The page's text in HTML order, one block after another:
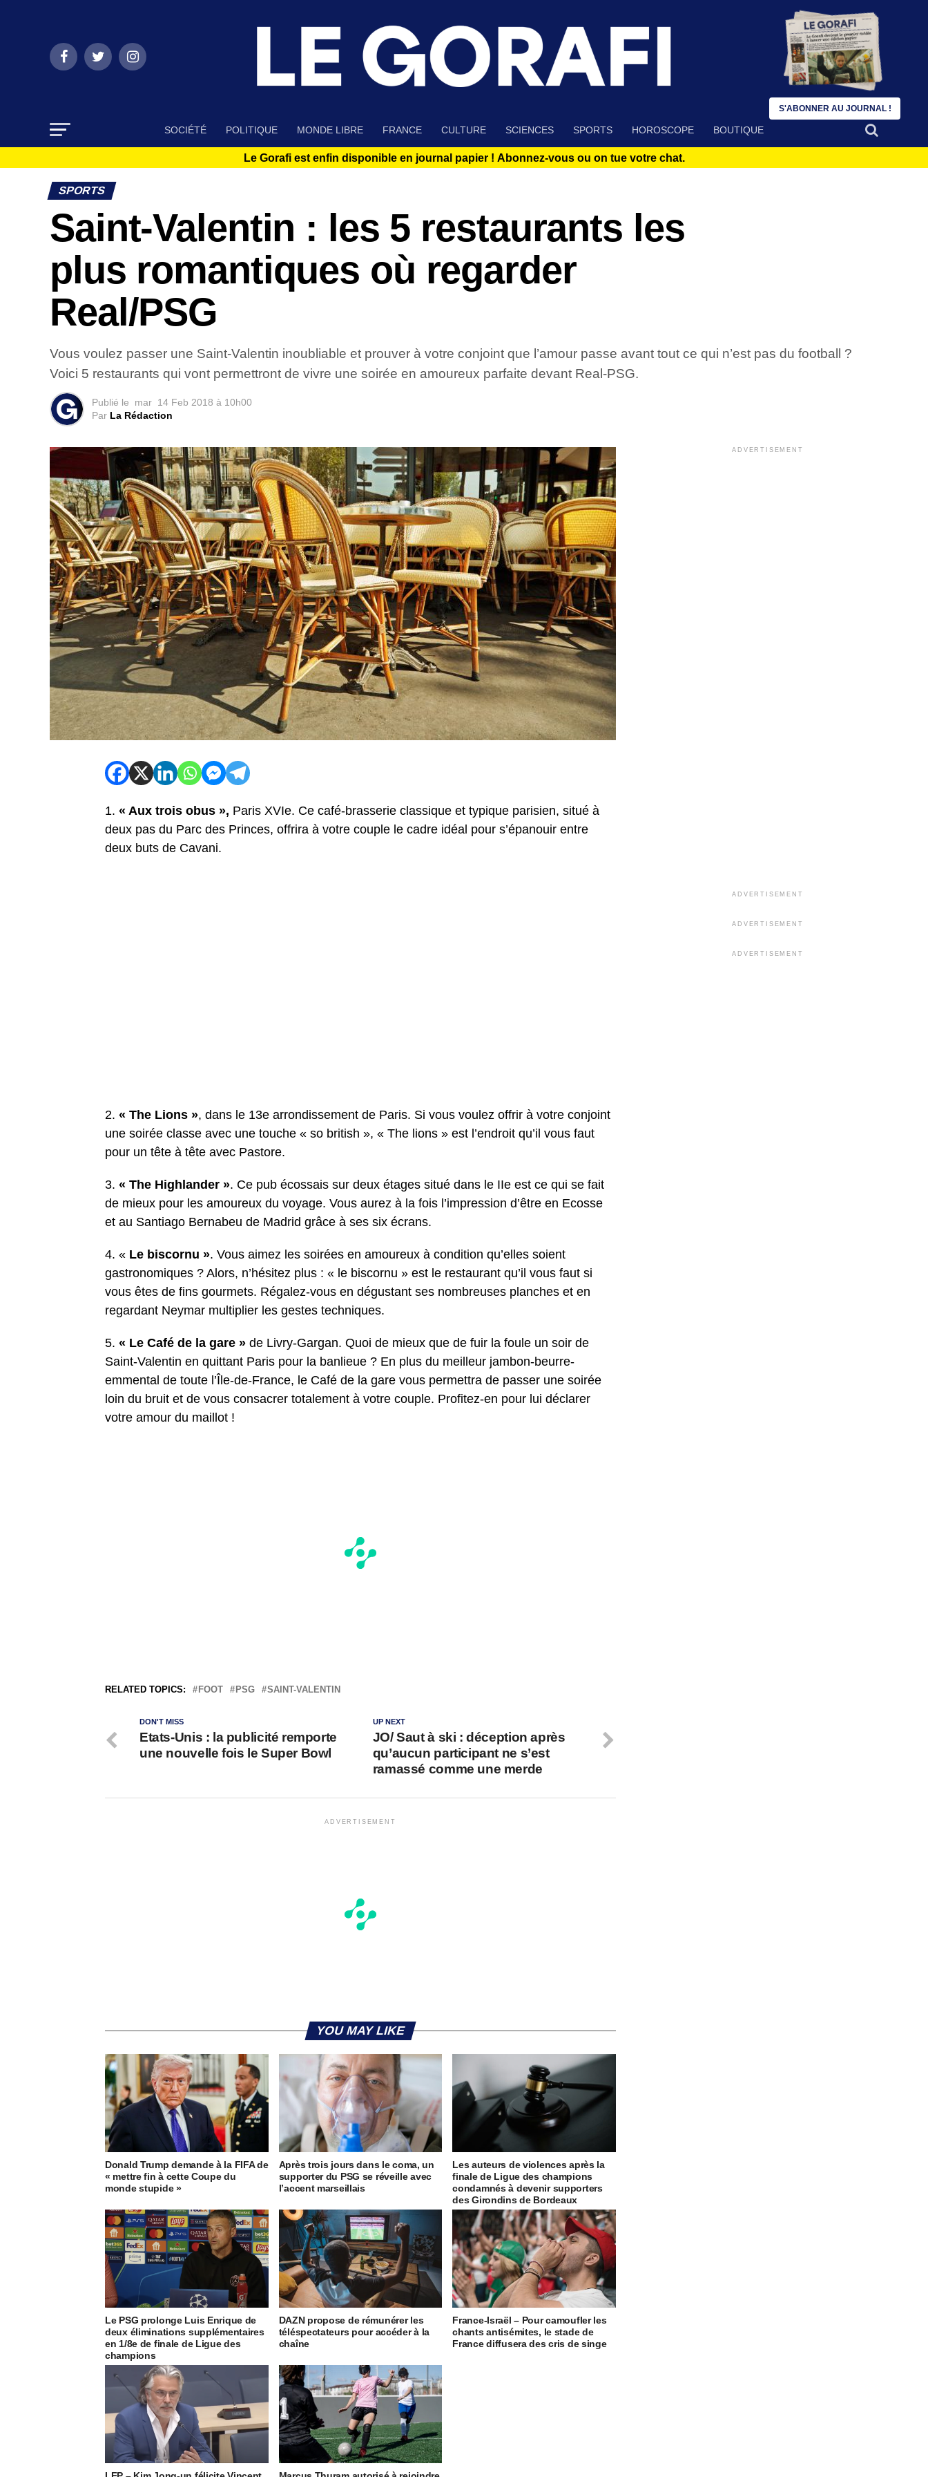
SOCIÉTÉ POLITIQUE MONDE LIBRE FRANCE CULTURE SCIENCES SPORTS HOROSCOPE BOUTIQUE
Le Gorafi est enfin disponible en journal papier ! Abonnez-vous ou on tue votre chat.
SPORTS
Saint-Valentin : les 5 restaurants les
plus romantiques où regarder
Real/PSG
Vous voulez passer une Saint-Valentin inoubliable et prouver à votre conjoint que l’amour passe avant tout ce qui n’est pas du football ?
Voici 5 restaurants qui vont permettront de vivre une soirée en amoureux parfaite devant Real-PSG.
Publié le mar 14 Feb 2018 à 10h00
Par La Rédaction
1. « Aux trois obus », Paris XVIe. Ce café-brasserie classique et typique parisien, situé à
deux pas du Parc des Princes, offrira à votre couple le cadre idéal pour s’épanouir entre
deux buts de Cavani.
2. « The Lions », dans le 13e arrondissement de Paris. Si vous voulez offrir à votre conjoint
une soirée classe avec une touche « so british », « The lions » est l’endroit qu’il vous faut
pour un tête à tête avec Pastore.
3. « The Highlander ». Ce pub écossais sur deux étages situé dans le IIe est ce qui se fait
de mieux pour les amoureux du voyage. Vous aurez à la fois l’impression d’être en Ecosse
et au Santiago Bernabeu de Madrid grâce à ses six écrans.
4. « Le biscornu ». Vous aimez les soirées en amoureux à condition qu’elles soient
gastronomiques ? Alors, n’hésitez plus : « le biscornu » est le restaurant qu’il vous faut si
vous êtes de fins gourmets. Régalez-vous en dégustant ses nombreuses planches et en
regardant Neymar multiplier les gestes techniques.
5. « Le Café de la gare » de Livry-Gargan. Quoi de mieux que de fuir la foule un soir de
Saint-Valentin en quittant Paris pour la banlieue ? En plus du meilleur jambon-beurre-
emmental de toute l’Île-de-France, le Café de la gare vous permettra de passer une soirée
loin du bruit et de vous consacrer totalement à votre couple. Profitez-en pour lui déclarer
votre amour du maillot !
RELATED TOPICS: FOOT PSG SAINT-VALENTIN
UP NEXT
JO/ Saut à ski : déception après
qu’aucun participant ne s’est
ramassé comme une merde
DON'T MISS
Etats-Unis : la publicité remporte
une nouvelle fois le Super Bowl
ADVERTISEMENT
YOU MAY LIKE
Donald Trump demande à la FIFA de
« mettre fin à cette Coupe du
monde stupide »
Après trois jours dans le coma, un
supporter du PSG se réveille avec
l’accent marseillais
Les auteurs de violences après la
finale de Ligue des champions
condamnés à devenir supporters
des Girondins de Bordeaux
Le PSG prolonge Luis Enrique de
deux éliminations supplémentaires
en 1/8e de finale de Ligue des
champions
DAZN propose de rémunérer les
téléspectateurs pour accéder à la
chaîne
France-Israël – Pour camoufler les
chants antisémites, le stade de
France diffusera des cris de singe
ADVERTISEMENT
ADVERTISEMENT
ADVERTISEMENT
ADVERTISEMENT
S'ABONNER AU JOURNAL !